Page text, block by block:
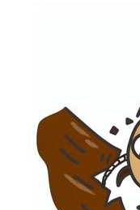
COMPANY
会社情報
ACCESS MAP